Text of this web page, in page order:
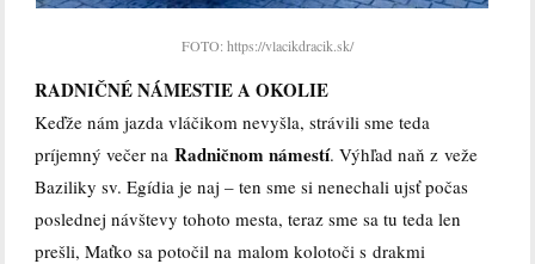
FOTO: https://vlacikdracik.sk/
RADNIČNÉ NÁMESTIE A OKOLIE
Keďže nám jazda vláčikom nevyšla, strávili sme teda
príjemný večer naRadničnom námestí. Výhľad naň z veže
Baziliky sv. Egídia je naj – ten sme si nenechali ujsť počas
poslednej návštevy tohoto mesta, teraz sme sa tu teda len
prešli, Maťko sa potočil na malom kolotoči s drakmi